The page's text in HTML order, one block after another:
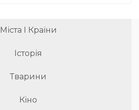
Міста І Країни
Історія
Тварини
Кіно